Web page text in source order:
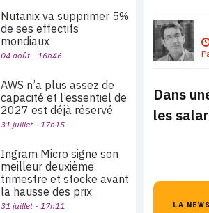
Dans
les
LA
Nutanix va supprimer 5%
de ses effectifs
mondiaux
04 août - 16h46
AWS n’a plus assez de
capacité et l’essentiel de
2027 est déjà réservé
31 juillet - 17h15
Ingram Micro signe son
meilleur deuxième
trimestre et stocke avant
la hausse des prix
31 juillet - 17h11